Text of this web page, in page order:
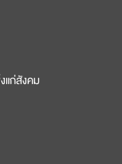
แก่สังคม